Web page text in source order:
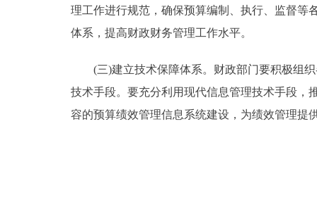
理工作进行规范，确保预算编制、执行、监督等
体系，提高财政财务管理工作水平。
(三)建立技术保障体系。财政部门要积极组织
技术手段。要充分利用现代信息管理技术手段，
容的预算绩效管理信息系统建设，为绩效管理提